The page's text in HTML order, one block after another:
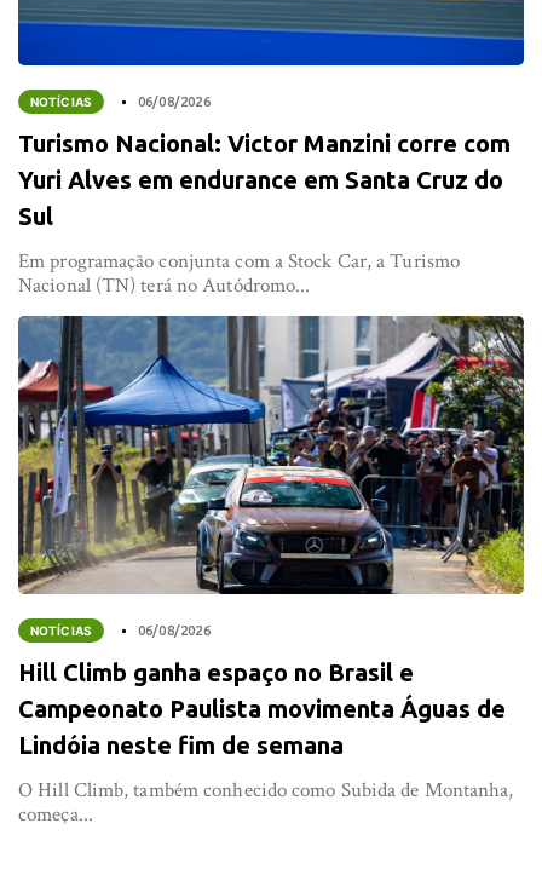
NOTÍCIAS 06/08/2026
Turismo Nacional: Victor Manzini corre com
Yuri Alves em endurance em Santa Cruz do
Sul
Em programação conjunta com a Stock Car, a Turismo
Nacional (TN) terá no Autódromo...
NOTÍCIAS 06/08/2026
Hill Climb ganha espaço no Brasil e
Campeonato Paulista movimenta Águas de
Lindóia neste fim de semana
O Hill Climb, também conhecido como Subida de Montanha,
começa...